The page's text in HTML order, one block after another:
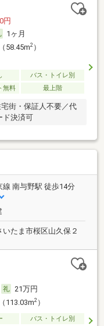
円
1ヶ月
58.45m2）
バス・トイレ別
無料 最上階
街・保証人不要／代
ド決済可
線 南与野駅 徒歩14分
いたま市桜区山久保２
21万円
113.03m2）
バス・トイレ別